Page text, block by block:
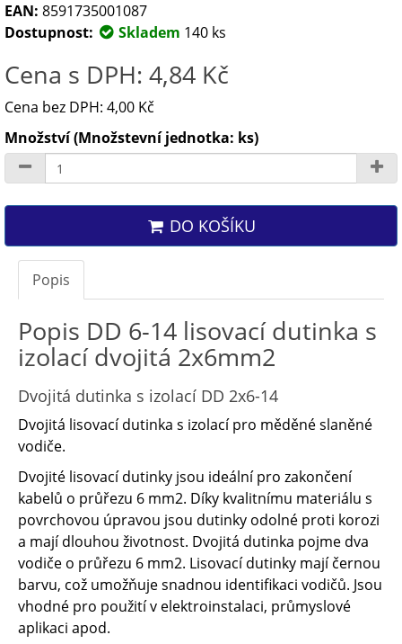
EAN: 8591735001087
Dostupnost:
Skladem 140 ks
Cena s DPH: 4,84 Kč
Cena bez DPH: 4,00 Kč
Množství (Množstevní jednotka: ks)
DO KOŠÍKU
Popis
Popis DD 6-14 lisovací dutinka s
izolací dvojitá 2x6mm2
Dvojitá dutinka s izolací DD 2x6-14
Dvojitá lisovací dutinka s izolací pro měděné slaněné
vodiče.
Dvojité lisovací dutinky jsou ideální pro zakončení
kabelů o ​průřezu 6 mm2. Díky kvalitnímu materiálu s ​
povrchovou úpravou jsou dutinky odolné proti korozi
a ​mají dlouhou životnost. Dvojitá dutinka pojme dva
vodiče o průřezu 6 mm2. Lisovací dutinky mají černou
barvu, což umožňuje snadnou identifikaci vodičů. Jsou
vhodné pro použití v elektroinstalaci, průmyslové
aplikaci apod.